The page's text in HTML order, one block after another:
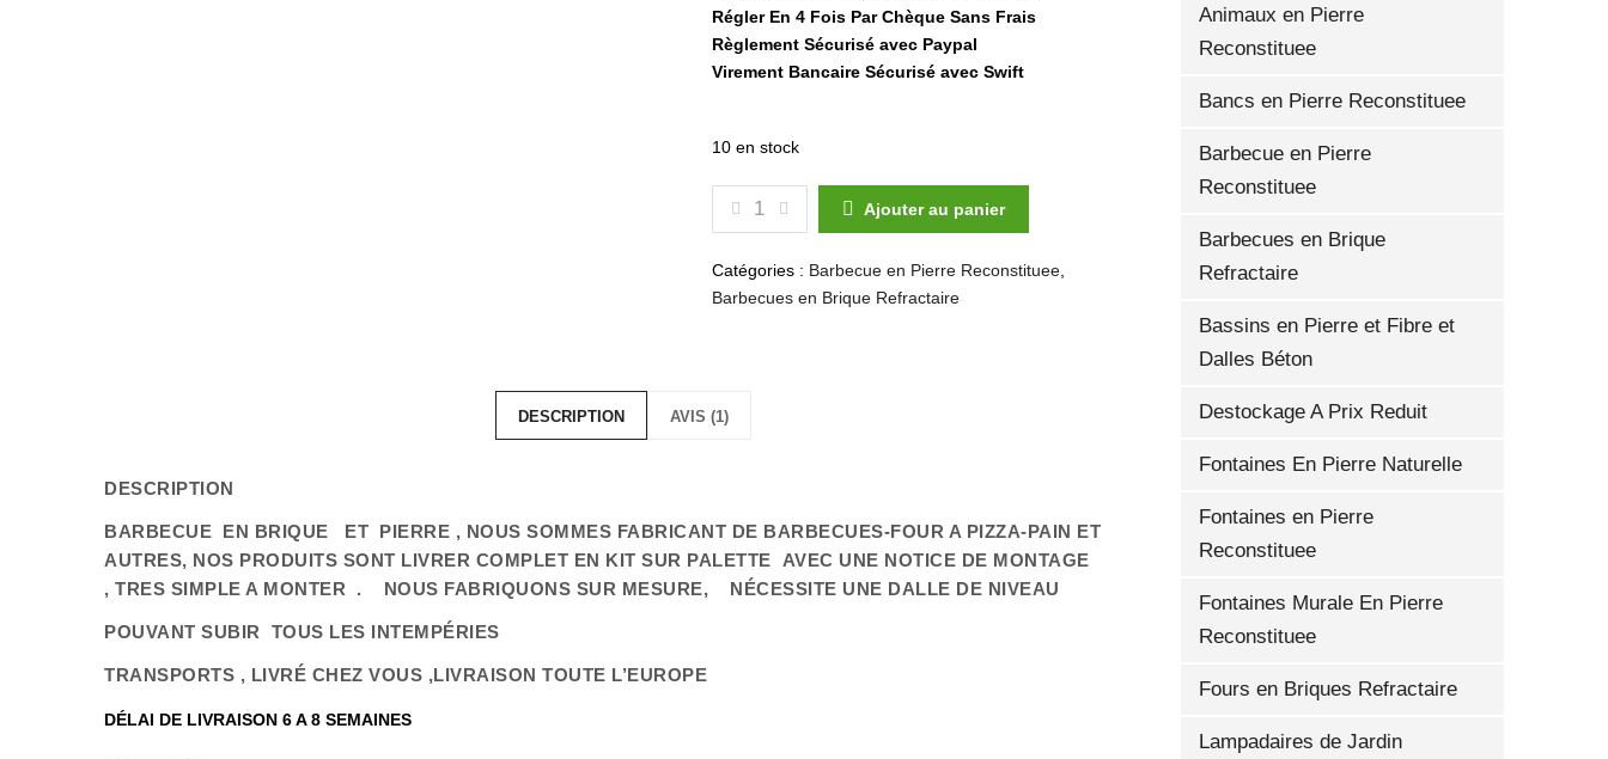
Régler En 4 Fois Par Chèque Sans Frais
Règlement Sécurisé avec Paypal
Virement Bancaire Sécurisé avec Swift
10 en stock
QUANTITÉ DE BARBECUE EXTÉRIEUR EN BRIQUES RUSTIQUE LÉOPARD L-J 40-A
Ajouter au panier
Catégories : Barbecue en Pierre Reconstituee,
Barbecues en Brique Refractaire
DESCRIPTION AVIS (1)
DESCRIPTION
BARBECUE EN BRIQUE ET PIERRE , NOUS SOMMES FABRICANT DE BARBECUES-FOUR A PIZZA-PAIN ET
AUTRES, NOS PRODUITS SONT LIVRER COMPLET EN KIT SUR PALETTE AVEC UNE NOTICE DE MONTAGE
, TRES SIMPLE A MONTER . NOUS FABRIQUONS SUR MESURE, NÉCESSITE UNE DALLE DE NIVEAU
POUVANT SUBIR TOUS LES INTEMPÉRIES
TRANSPORTS , LIVRÉ CHEZ VOUS ,LIVRAISON TOUTE L’EUROPE
DÉLAI DE LIVRAISON 6 A 8 SEMAINES
Animaux en Pierre
Reconstituee
Bancs en Pierre Reconstituee
Barbecue en Pierre
Reconstituee
Barbecues en Brique
Refractaire
Bassins en Pierre et Fibre et
Dalles Béton
Destockage A Prix Reduit
Fontaines En Pierre Naturelle
Fontaines en Pierre
Reconstituee
Fontaines Murale En Pierre
Reconstituee
Fours en Briques Refractaire
Lampadaires de Jardin